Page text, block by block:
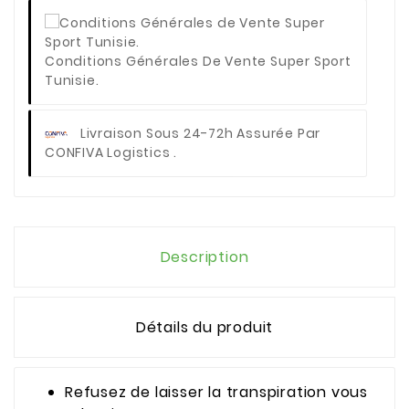
Conditions Générales De Vente Super Sport
Tunisie.
Livraison Sous 24-72h Assurée Par
CONFIVA Logistics .
Description
Détails du produit
Refusez de laisser la transpiration vous